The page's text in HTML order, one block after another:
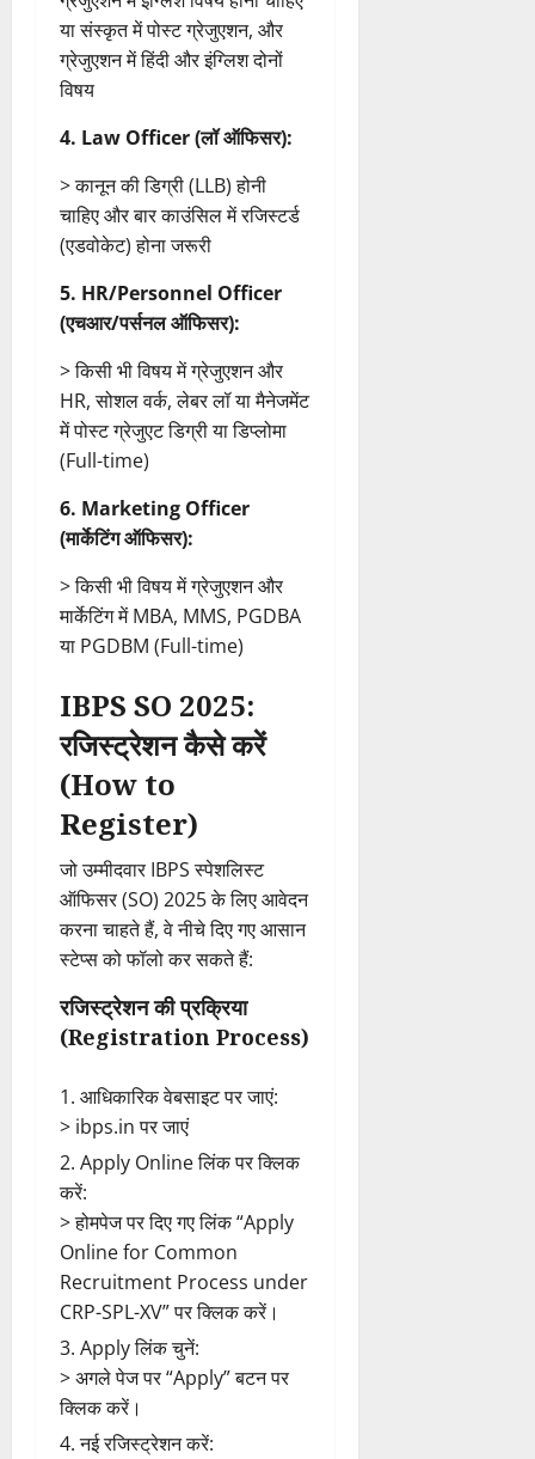
या संस्कृत में पोस्ट ग्रेजुएशन, और
ग्रेजुएशन में हिंदी और इंग्लिश दोनों
विषय
4. Law Officer (लॉ ऑफिसर):
> कानून की डिग्री (LLB) होनी
चाहिए और बार काउंसिल में रजिस्टर्ड
(एडवोकेट) होना जरूरी
5. HR/Personnel Officer
(एचआर/पर्सनल ऑफिसर):
> किसी भी विषय में ग्रेजुएशन और
HR, सोशल वर्क, लेबर लॉ या मैनेजमेंट
में पोस्ट ग्रेजुएट डिग्री या डिप्लोमा
(Full-time)
6. Marketing Officer
(मार्केटिंग ऑफिसर):
> किसी भी विषय में ग्रेजुएशन और
मार्केटिंग में MBA, MMS, PGDBA
या PGDBM (Full-time)
IBPS SO 2025:
रजिस्ट्रेशन कैसे करें
(How to
Register)
जो उम्मीदवार IBPS स्पेशलिस्ट
ऑफिसर (SO) 2025 के लिए आवेदन
करना चाहते हैं, वे नीचे दिए गए आसान
स्टेप्स को फॉलो कर सकते हैं:
रजिस्ट्रेशन की प्रक्रिया
(Registration Process)
आधिकारिक वेबसाइट पर जाएं:
> ibps.in पर जाएं
Apply Online लिंक पर क्लिक
करें:
> होमपेज पर दिए गए लिंक “Apply
Online for Common
Recruitment Process under
CRP-SPL-XV” पर क्लिक करें।
Apply लिंक चुनें:
> अगले पेज पर “Apply” बटन पर
क्लिक करें।
नई रजिस्ट्रेशन करें: